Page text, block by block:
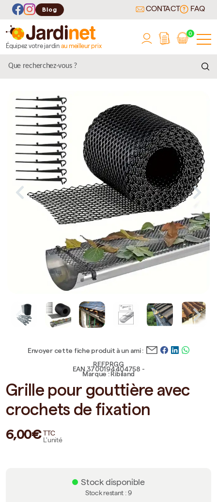
Blog CONTACT FAQ
Équipez votre jardin au meilleur prix
0
Marque : Ribiland
EAN.3700194404758 -
REF.PRGG
Envoyer cette fiche produit à un ami :
Grille pour gouttière avec
crochets de fixation
6,00€ TTC
L'unité
Stock disponible
Stock restant :9